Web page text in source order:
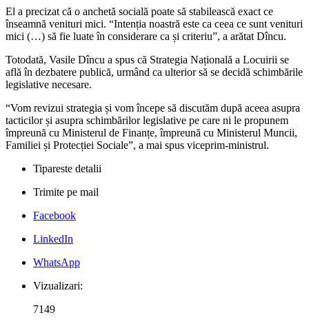
El a precizat că o anchetă socială poate să stabilească exact ce
înseamnă venituri mici. “Intenția noastră este ca ceea ce sunt venituri
mici (…) să fie luate în considerare ca și criteriu”, a arătat Dîncu.
Totodată, Vasile Dîncu a spus că Strategia Națională a Locuirii se
află în dezbatere publică, urmând ca ulterior să se decidă schimbările
legislative necesare.
“Vom revizui strategia și vom începe să discutăm după aceea asupra
tacticilor și asupra schimbărilor legislative pe care ni le propunem
împreună cu Ministerul de Finanțe, împreună cu Ministerul Muncii,
Familiei și Protecției Sociale”, a mai spus viceprim-ministrul.
Tipareste detalii
Trimite pe mail
Facebook
LinkedIn
WhatsApp
Vizualizari:
7149